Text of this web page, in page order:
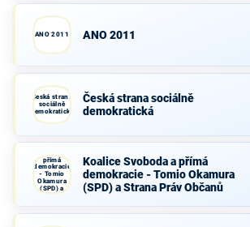
ANO 2011 ANO 2011
Česká strana
sociálně
demokratická
Česká strana sociálně
demokratická
přímá
demokracie
- Tomio
Okamura
(SPD) a
Strana Práv
Koalice Svoboda a přímá
demokracie - Tomio Okamura
(SPD) a Strana Práv Občanů